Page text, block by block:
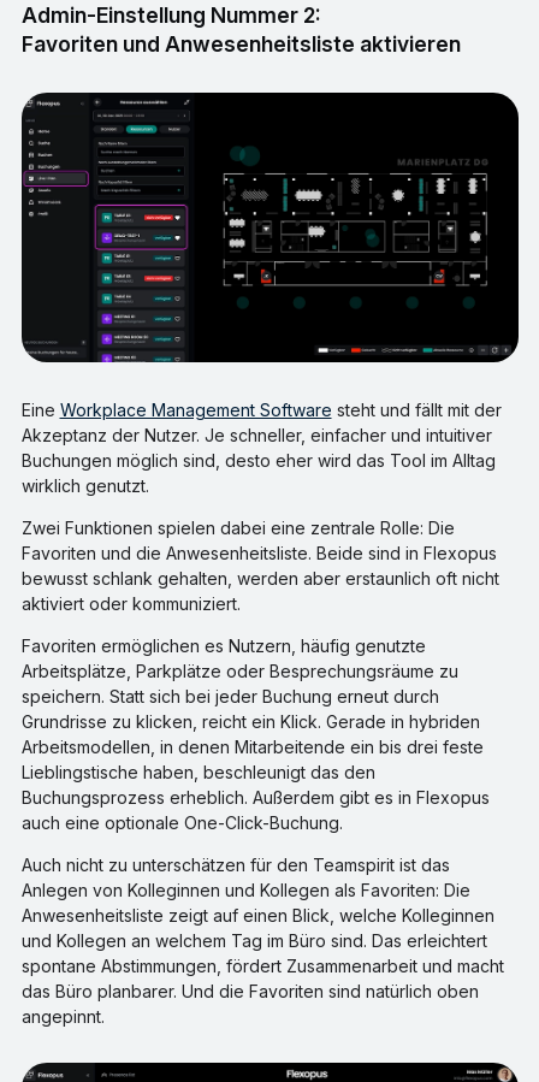
Admin-Einstellung Nummer 2:
Favoriten und Anwesenheitsliste aktivieren
Eine Workplace Management Software steht und fällt mit der
Akzeptanz der Nutzer. Je schneller, einfacher und intuitiver
Buchungen möglich sind, desto eher wird das Tool im Alltag
wirklich genutzt.
Zwei Funktionen spielen dabei eine zentrale Rolle: Die
Favoriten und die Anwesenheitsliste. Beide sind in Flexopus
bewusst schlank gehalten, werden aber erstaunlich oft nicht
aktiviert oder kommuniziert.
Favoriten ermöglichen es Nutzern, häufig genutzte
Arbeitsplätze, Parkplätze oder Besprechungsräume zu
speichern. Statt sich bei jeder Buchung erneut durch
Grundrisse zu klicken, reicht ein Klick. Gerade in hybriden
Arbeitsmodellen, in denen Mitarbeitende ein bis drei feste
Lieblingstische haben, beschleunigt das den
Buchungsprozess erheblich. Außerdem gibt es in Flexopus
auch eine optionale One-Click-Buchung.
Auch nicht zu unterschätzen für den Teamspirit ist das
Anlegen von Kolleginnen und Kollegen als Favoriten: Die
Anwesenheitsliste zeigt auf einen Blick, welche Kolleginnen
und Kollegen an welchem Tag im Büro sind. Das erleichtert
spontane Abstimmungen, fördert Zusammenarbeit und macht
das Büro planbarer. Und die Favoriten sind natürlich oben
angepinnt.